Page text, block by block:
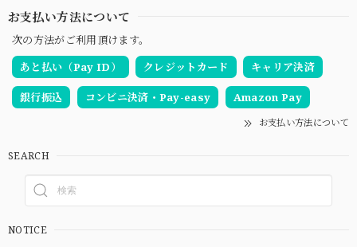
お支払い方法について
次の方法がご利用頂けます。
あと払い（Pay ID）
クレジットカード キャリア決済
銀行振込 コンビニ決済・Pay-easy Amazon Pay
お支払い方法について
SEARCH
NOTICE